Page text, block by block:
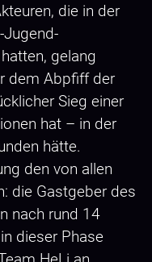
die in der
Jugend-
gelang
dem Abpfiff der
Sieg einer
hat – in der
hätte.
den von allen
die Gastgeber des
nach rund 14
dieser Phase